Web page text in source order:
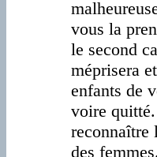
vous la
le second
méprisera
enfants de
voire
reconnaître
des